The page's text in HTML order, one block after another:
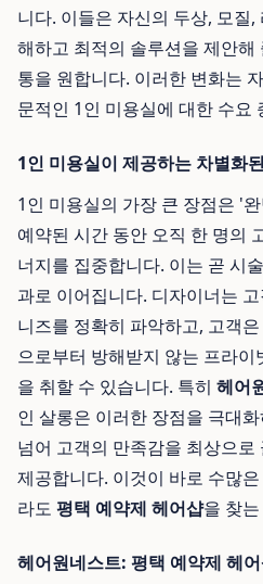
니다. 이들은 자신의 두상, 모질
해하고 최적의 솔루션을 제안
통을 원합니다. 이러한 변화는
문적인 1인 미용실에 대한 수요
1인 미용실이 제공하는 차별화
1인 미용실의 가장 큰 장점은 '
예약된 시간 동안 오직 한 명의
너지를 집중합니다. 이는 곧 시
과로 이어집니다. 디자이너는
니즈를 정확히 파악하고, 고객
으로부터 방해받지 않는 프라
을 취할 수 있습니다. 특히 헤어
인 살롱은 이러한 장점을 극대
넘어 고객의 만족감을 최상으
제공합니다. 이것이 바로 수많
라도 평택 예약제 헤어샵을 찾
헤어원네스트: 평택 예약제 헤